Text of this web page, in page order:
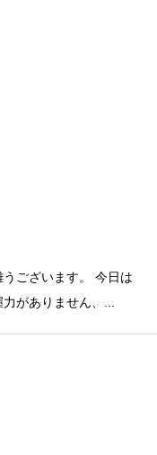
ございます。 今日は
がありません、...